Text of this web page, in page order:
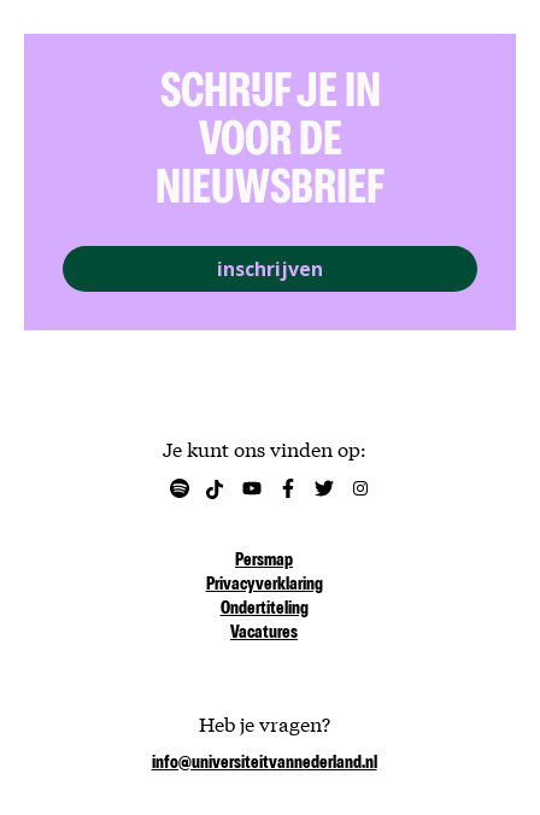
Je kunt ons vinden op:
Persmap
Privacyverklaring
Ondertiteling
Vacatures
Heb je vragen?
info@universiteitvannederland.nl
SCHRIJF JE IN
VOOR DE
NIEUWSBRIEF
inschrijven